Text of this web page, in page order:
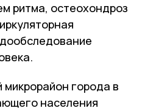
ритма, остеохондроз
города в
населения